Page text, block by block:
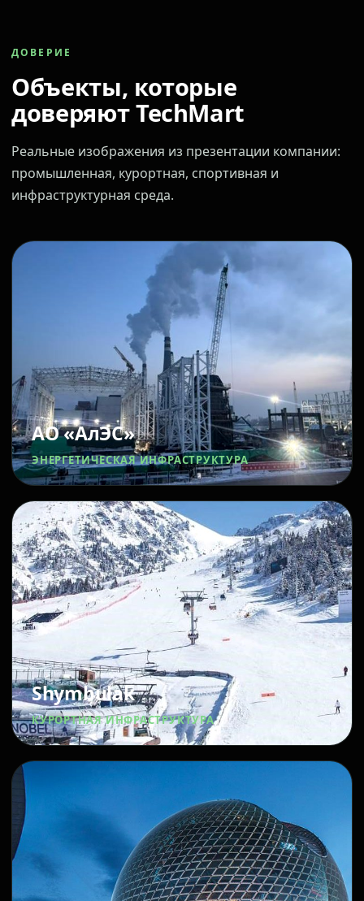
ДОВЕРИЕ
Объекты, которые
доверяют TechMart
Реальные изображения из презентации компании:
промышленная, курортная, спортивная и
инфраструктурная среда.
АО «АлЭС»
ЭНЕРГЕТИЧЕСКАЯ ИНФРАСТРУКТУРА
Shymbulak
КУРОРТНАЯ ИНФРАСТРУКТУРА